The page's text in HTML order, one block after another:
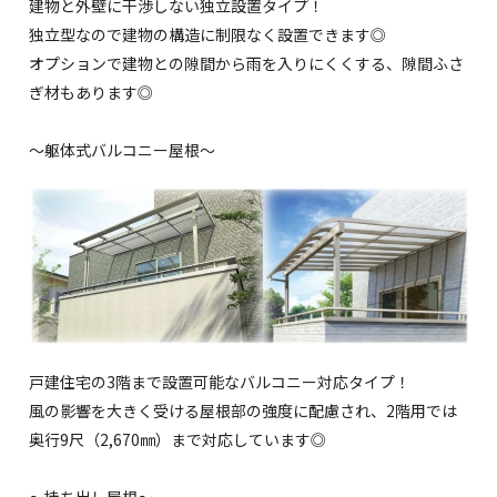
建物と外壁に干渉しない独立設置タイプ！
独立型なので建物の構造に制限なく設置できます◎
オプションで建物との隙間から雨を入りにくくする、隙間ふさ
ぎ材もあります◎
～躯体式バルコニー屋根～
戸建住宅の3階まで設置可能なバルコニー対応タイプ！
風の影響を大きく受ける屋根部の強度に配慮され、2階用では
奥行9尺（2,670㎜）まで対応しています◎